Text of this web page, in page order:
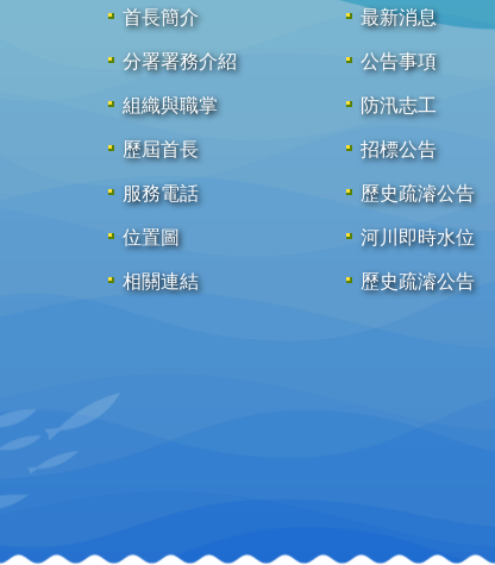
首長簡介
分署署務介紹
組織與職掌
歷屆首長
服務電話
位置圖
相關連結
最新消息
公告事項
防汛志工
招標公告
歷史疏濬公告
河川即時水位
歷史疏濬公告